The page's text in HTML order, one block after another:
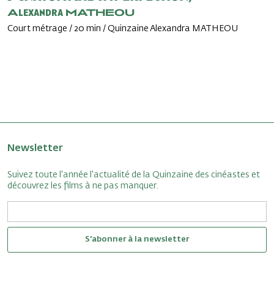
Alexandra MATHEOU
Court métrage / 20 min / Quinzaine Alexandra MATHEOU
Newsletter
Suivez toute l'année l'actualité de la Quinzaine des cinéastes et
découvrez les films à ne pas manquer.
S'abonner à la newsletter